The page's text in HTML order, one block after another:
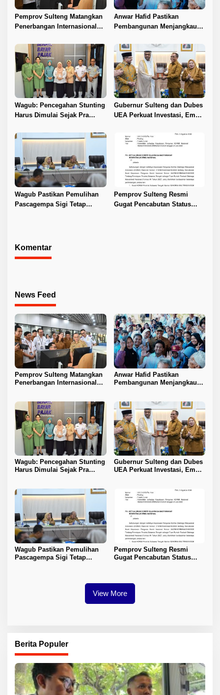
Pemprov Sulteng Matangkan
Penerbangan Internasional
Anwar Hafid Pastikan
Pembangunan Menjangkau
Wagub: Pencegahan Stunting
Harus Dimulai Sejak Pra
Gubernur Sulteng dan Dubes
UEA Perkuat Investasi, Empat
Wagub Pastikan Pemulihan
Pascagempa Sigi Tetap
Pemprov Sulteng Resmi
Gugat Pencabutan Status
Komentar
News Feed
Pemprov Sulteng Matangkan
Penerbangan Internasional
Anwar Hafid Pastikan
Pembangunan Menjangkau
Wagub: Pencegahan Stunting
Harus Dimulai Sejak Pra
Gubernur Sulteng dan Dubes
UEA Perkuat Investasi, Empat
Wagub Pastikan Pemulihan
Pascagempa Sigi Tetap
Pemprov Sulteng Resmi
Gugat Pencabutan Status
View More
Berita Populer